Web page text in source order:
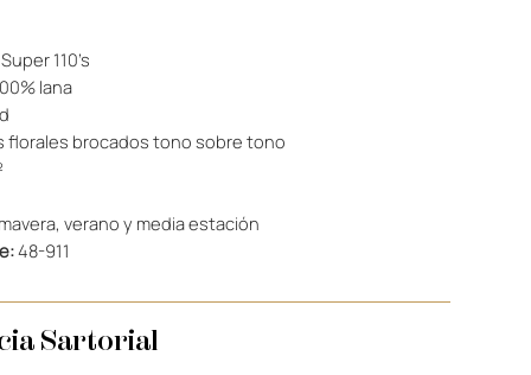
110’s
lana
florales brocados tono sobre tono
verano y media estación
48-911
Sartorial